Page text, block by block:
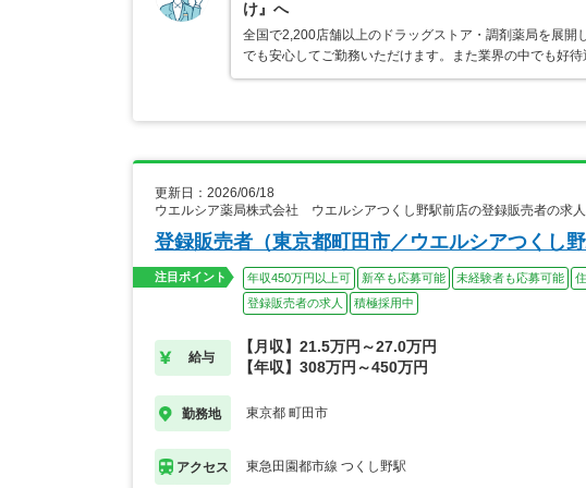
け』へ
全国で2,200店舗以上のドラッグストア・調剤薬局を展
でも安心してご勤務いただけます。また業界の中でも好
更新日：2026/06/18
ウエルシア薬局株式会社 ウエルシアつくし野駅前店の登録販売者の求人
登録販売者（東京都町田市／ウエルシアつくし野
注目ポイント 年収450万円以上可 新卒も応募可能 未経験者も応募可能
登録販売者の求人
積極採用中
給与
【月収】21.5万円～27.0万円
【年収】308万円～450万円
勤務地 東京都 町田市
アクセス 東急田園都市線 つくし野駅